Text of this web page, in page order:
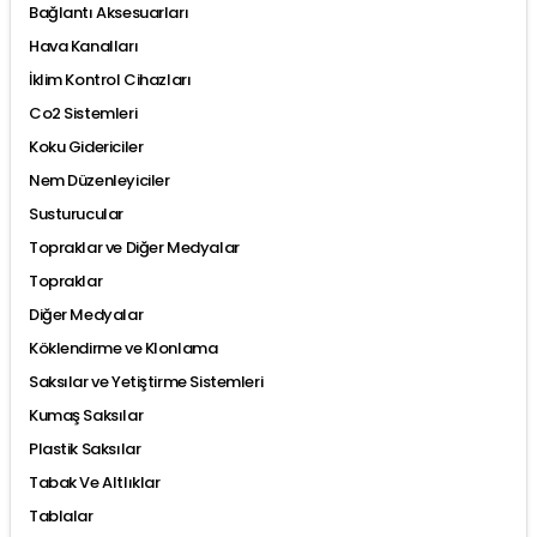
Bağlantı Aksesuarları
Hava Kanalları
İklim Kontrol Cihazları
Co2 Sistemleri
Koku Gidericiler
Nem Düzenleyiciler
Susturucular
Topraklar ve Diğer Medyalar
Topraklar
Diğer Medyalar
Köklendirme ve Klonlama
Saksılar ve Yetiştirme Sistemleri
Kumaş Saksılar
Plastik Saksılar
Tabak Ve Altlıklar
Tablalar